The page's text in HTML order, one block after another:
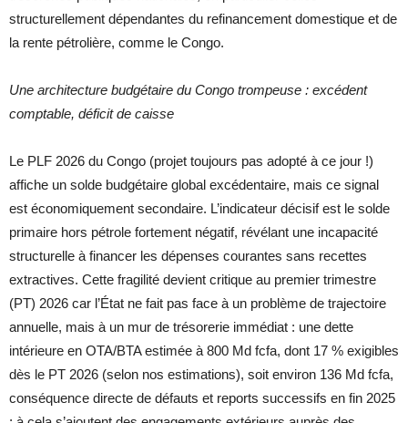
structurellement dépendantes du refinancement domestique et de
la rente pétrolière, comme le Congo.
Une architecture budgétaire du Congo trompeuse : excédent
comptable, déficit de caisse
Le PLF 2026 du Congo (projet toujours pas adopté à ce jour !)
affiche un solde budgétaire global excédentaire, mais ce signal
est économiquement secondaire. L’indicateur décisif est le solde
primaire hors pétrole fortement négatif, révélant une incapacité
structurelle à financer les dépenses courantes sans recettes
extractives. Cette fragilité devient critique au premier trimestre
(PT) 2026 car l’État ne fait pas face à un problème de trajectoire
annuelle, mais à un mur de trésorerie immédiat : une dette
intérieure en OTA/BTA estimée à 800 Md fcfa, dont 17 % exigibles
dès le PT 2026 (selon nos estimations), soit environ 136 Md fcfa,
conséquence directe de défauts et reports successifs en fin 2025